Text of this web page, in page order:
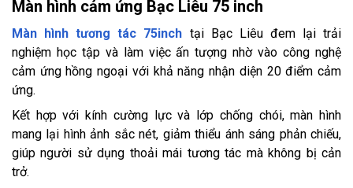
Màn hình cảm ứng Bạc Liêu 75 inch
Màn hình tương tác 75inch tại Bạc Liêu đem lại trải
nghiệm học tập và làm việc ấn tượng nhờ vào công nghệ
cảm ứng hồng ngoại với khả năng nhận diện 20 điểm cảm
ứng.
Kết hợp với kính cường lực và lớp chống chói, màn hình
mang lại hình ảnh sắc nét, giảm thiểu ánh sáng phản chiếu,
giúp người sử dụng thoải mái tương tác mà không bị cản
trở.